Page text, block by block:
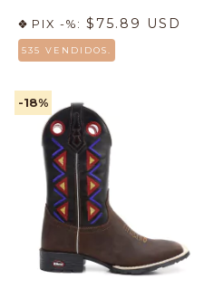
PIX -%: $75.89 USD
535 VENDIDOS.
-18%